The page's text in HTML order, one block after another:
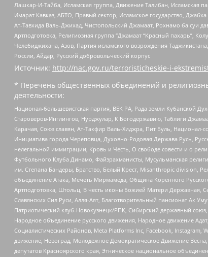
Лашкар-И-Тайба, Исламская группа, Движение Талибан, Исламская
Имарат Кавказ, АБТО, Правый сектор, Исламское государство,
Ат-Тавхида Валь-Джихад, Чистопольский Джамаат, Рохнамо ба суи
Артподготовка, Религиозная группа “Джамаат “Красный пахарь”,
Челебиджихана, Азов, Партия исламского возрождения
России, Айдар, Русский добровольческий корпус
Источник: http://nac.gov.ru/terroristicheskie-i-
* Перечень общественных объединений и
деятельности:
Национал-большевистская партия, ВЕК РА, Рада земли Кубанской
Староверов-Инглингов, Нурджулар, К Богодержавию, Таблиги
Карачая, Союз славян, Ат-Такфир Валь-Хиджра, Пит Буль, Национал-
Инициатива города Череповца, Духовно-Родовая Держава Русь,
нелегальной иммиграции, Кровь и Честь, О свободе совести и о
Футбольного Клуба Динамо, Файзрахманисты, Мусульманская
им. Степана Бандеры, Братство, Белый Крест, Misanthropic division,
объединение Атака, Мечеть Мирмамеда, Община Коренного
Артподготовка, Штольц, В честь иконы Божией Матери Державная,
Славянских Сил Руси, Алля-Аят, Благотворительный пансионат Ак
Патриотический клуб-Новокузнецк/РПК, Сибирский державный
Народное объединение русского движения, Народное движение
Социалистических Районов, Meta Platforms Inc, Facebook,
движение, Невоград, Молодежное Демократическое Движение
депутатов Красноярского края, Этническое национальное